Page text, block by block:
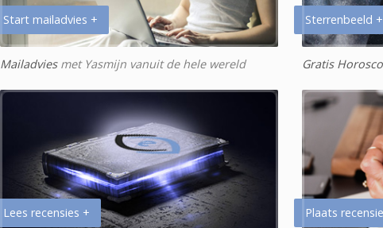
Start mailadvies +
Mailadviesmet Yasmijn vanuit de hele wereld
Sterrenbeeld +
Gratis
Lees recensies + Plaats